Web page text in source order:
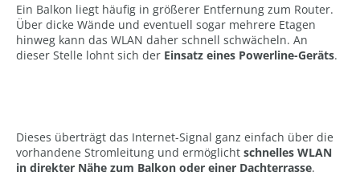
Ein Balkon liegt häufig in größerer Entfernung zum Router.
Über dicke Wände und eventuell sogar mehrere Etagen
hinweg kann das WLAN daher schnell schwächeln. An
dieser Stelle lohnt sich der Einsatz eines Powerline-Geräts.
Dieses überträgt das Internet-Signal ganz einfach über die
vorhandene Stromleitung und ermöglicht schnelles WLAN
in direkter Nähe zum Balkon oder einer Dachterrasse.